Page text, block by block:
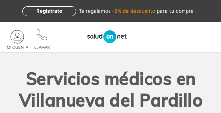
te regalamos -5% de descuento para tu compra
Regístrate
LLAMAR
MI CUENTA
Servicios médicos en
Villanueva del Pardillo